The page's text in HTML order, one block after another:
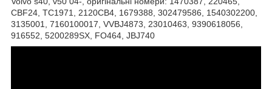
CBF24, TC1971, 2120CB4, 1679388, 302479586, 1540302200,
3135001, 7160100017, VVBJ4873, 23010463, 9390618056,
916552, 5200289SX, FO464, JBJ740